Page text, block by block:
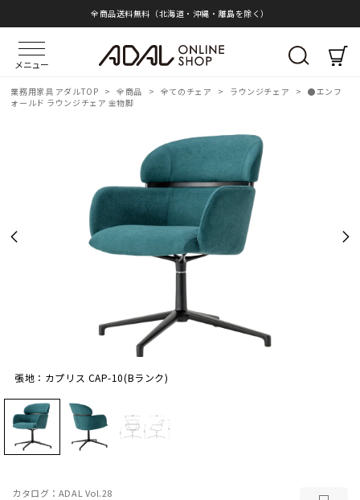
全商品送料無料（北海道・沖縄・離島を除く）
メニュー
業務用家具 アダルTOP > 全商品 > 全てのチェア > ラウンジチェア >
●エンフ
ォールド ラウンジチェア 金物脚
張地：カプリス CAP-10(Bランク)
張地：カプリス CAP-10(Bランク)
カタログ：ADAL Vol.28